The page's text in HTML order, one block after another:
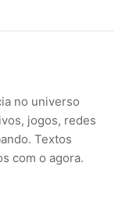
no universo
jogos, redes
Textos
com o agora.